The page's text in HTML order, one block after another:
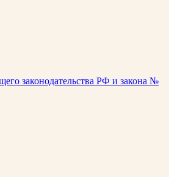
законодательства РФ и закона №